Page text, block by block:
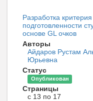
Разработка
подготовленности
основе GL очков
Авторы
Айдаров Рустам
Юрьевна
Статус
Опубликован
Страницы
с 13 по 17